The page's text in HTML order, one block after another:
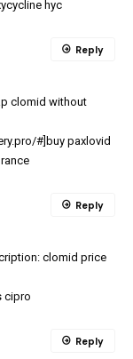
hyc
clomid without
#]buy paxlovid
Reply
clomid price
cipro
Reply
Reply